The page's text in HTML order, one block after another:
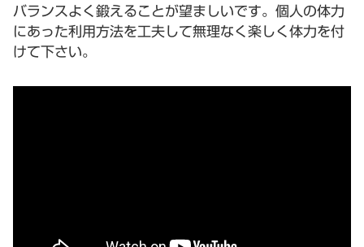
バランスよく鍛えることが望ましいです。個人の体力
にあった利用方法を工夫して無理なく楽しく体力を付
けて下さい。